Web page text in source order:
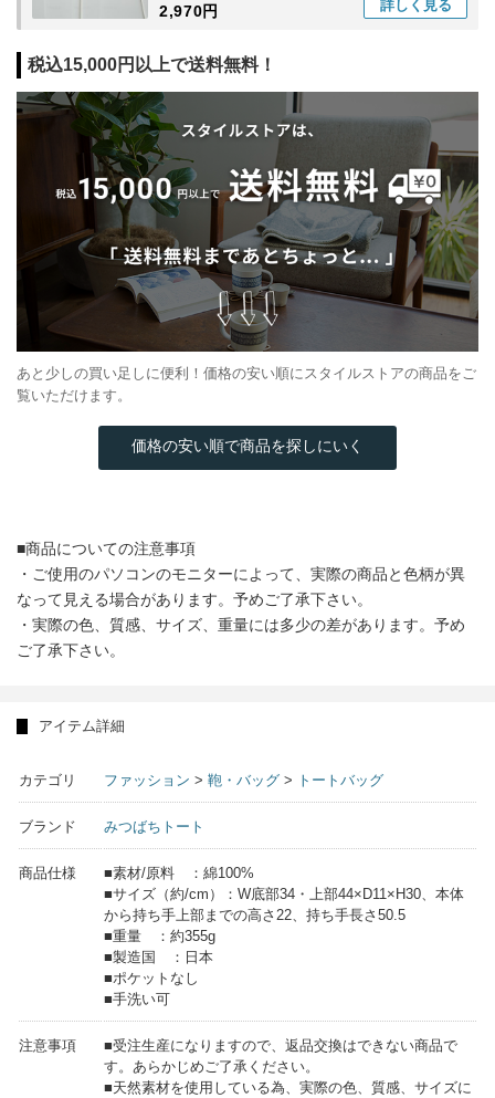
2,970円 詳しく 見る
税込15,000円以上で送料無料！
あと少しの買い足しに便利！価格の安い順にスタイルストアの商品をご
覧いただけます。
価格の安い順で商品を探しにいく
■商品についての注意事項
・ご使用のパソコンのモニターによって、実際の商品と色柄が異
なって見える場合があります。予めご了承下さい。
・実際の色、質感、サイズ、重量には多少の差があります。予め
ご了承下さい。
アイテム詳細
カテゴリ ファッション > 鞄・バッグ > トートバッグ
ブランド みつばちトート
商品仕様
■素材/原料 ：綿100%
■サイズ（約/cm）：W底部34・上部44×D11×H30、本体
から持ち手上部までの高さ22、持ち手長さ50.5
■重量 ：約355g
■製造国 ：日本
■ポケットなし
■手洗い可
注意事項
■受注生産になりますので、返品交換はできない商品で
す。あらかじめご了承ください。
■天然素材を使用している為、実際の色、質感、サイズに